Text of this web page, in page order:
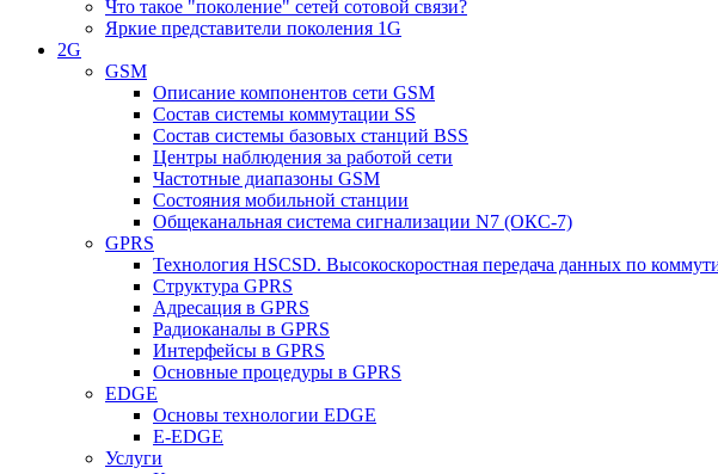
Что такое "поколение" сетей сотовой связи?
Яркие представители поколения 1G
2G
GSM
Описание компонентов сети GSM
Состав системы коммутации SS
Состав системы базовых станций BSS
Центры наблюдения за работой сети
Частотные диапазоны GSM
Состояния мобильной станции
Общеканальная система сигнализации N7 (ОКС-7)
GPRS
Технология HSCSD. Высокоскоростная передача данных по
Структура GPRS
Адресация в GPRS
Радиоканалы в GPRS
Интерфейсы в GPRS
Основные процедуры в GPRS
EDGE
Основы технологии EDGE
E-EDGE
Услуги